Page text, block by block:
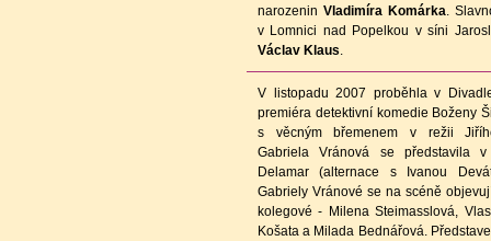
narozenin Vladimíra Komárka.
v Lomnici nad Popelkou v síni
Václav Klaus.
V listopadu 2007 proběhla v
premiéra detektivní komedie Boženy
s věcným břemenem v režii
Gabriela Vránová se představila
Delamar (alternace s Ivanou
Gabriely Vránové se na scéně
kolegové - Milena Steimasslová,
Košata a Milada Bednářová.